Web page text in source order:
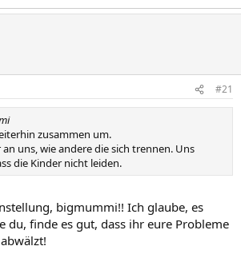
#21
zusammen um.
uns, wie andere die sich trennen. Uns
die Kinder nicht leiden.
bigmummi!! Ich glaube, es
du, finde es gut, dass ihr eure Probleme